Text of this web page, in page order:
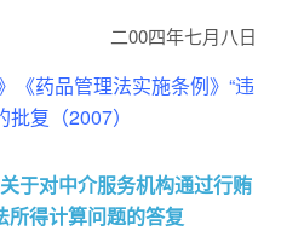
二00四年七月八日
《药品管理法实施条例》“违
批复（2007）
于对中介服务机构通过行贿
所得计算问题的答复